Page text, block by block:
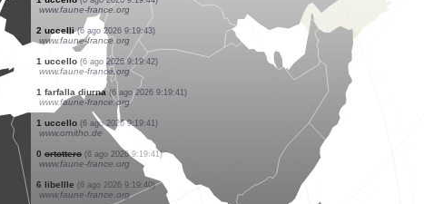
www.faune-france.org
3 imenotteri (6 ago 2026 9:19:55)
www.faune-france.org
1 farfalla diurna (6 ago 2026 9:19:55)
www.faune-france.org
1 uccello (6 ago 2026 9:19:46)
www.ornitho.de
1 uccello (6 ago 2026 9:19:44)
www.faune-france.org
1 uccello (6 ago 2026 9:19:44)
www.faune-france.org
3 uccelli (6 ago 2026 9:19:44)
www.faune-france.org